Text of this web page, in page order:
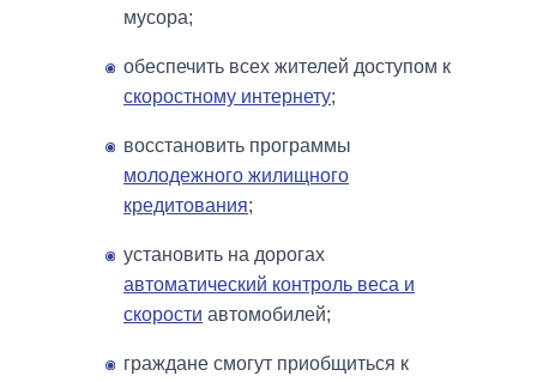
мусора;
обеспечить всех жителей доступом к
скоростному интернету;
восстановить программы
молодежного жилищного
кредитования;
установить на дорогах
автоматический контроль веса и
скорости автомобилей;
граждане смогут приобщиться к